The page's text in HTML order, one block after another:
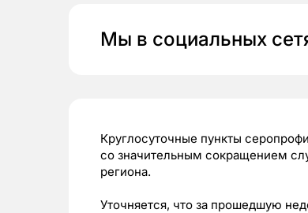
Мы в социальных
Круглосуточные пункты
со значительным сокращением
региона.
Уточняется, что за прошедшую